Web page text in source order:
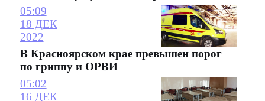
05:09
18 ДЕК
2022
В Красноярском крае превышен порог
по гриппу и ОРВИ
05:02
16 ДЕК